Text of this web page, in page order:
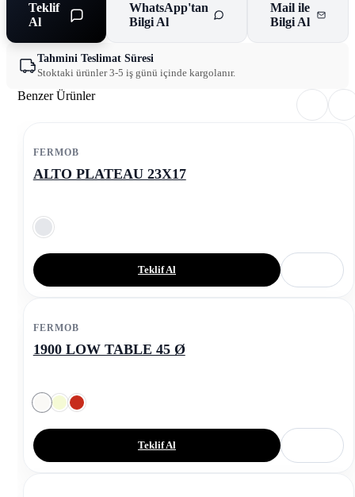
Teklif
Al
WhatsApp'tan
Bilgi Al
Mail ile
Bilgi Al
Tahmini Teslimat Süresi
Stoktaki ürünler 3-5 iş günü içinde kargolanır.
Benzer Ürünler
FERMOB
ALTO PLATEAU 23X17
Teklif Al
FERMOB
1900 LOW TABLE 45 Ø
Teklif Al